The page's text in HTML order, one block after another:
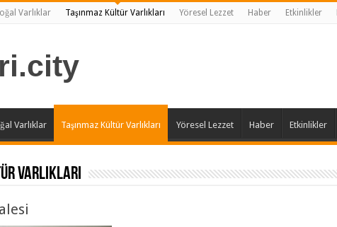
Varlıklar Taşınmaz Kültür Varlıkları Yöresel Lezzet Haber Etkinlikler
Varlıklar Taşınmaz Kültür Varlıkları Yöresel Lezzet Haber Etkinlikler
Varlıkları